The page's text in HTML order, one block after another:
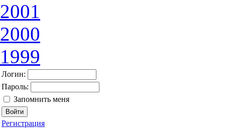
2001
2000
1999
Логин:
Пароль:
Запомнить меня
Регистрация